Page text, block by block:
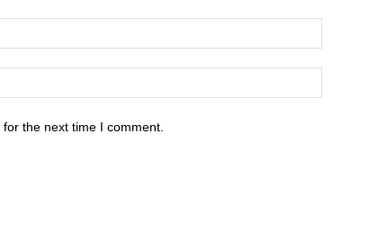
the next time I comment.